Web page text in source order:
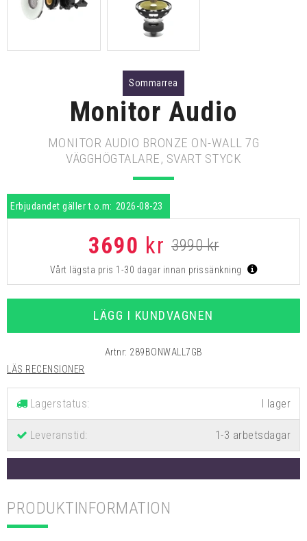
Sommarrea
Monitor Audio
MONITOR AUDIO BRONZE ON-WALL 7G
VÄGGHÖGTALARE, SVART STYCK
Erbjudandet gäller t.o.m: 2026-08-23
3690 kr 3990 kr
Vårt lägsta pris 1-30 dagar innan prissänkning
LÄGG I KUNDVAGNEN
Artnr: 289BONWALL7GB
LÄS RECENSIONER
Lagerstatus:
Leveranstid: 1-3 arbetsdagar
PRODUKTINFORMATION